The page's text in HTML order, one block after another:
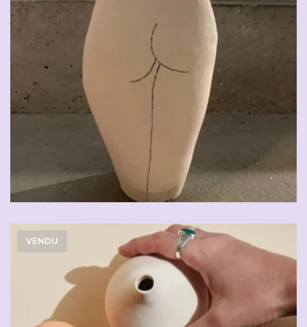
VENDU